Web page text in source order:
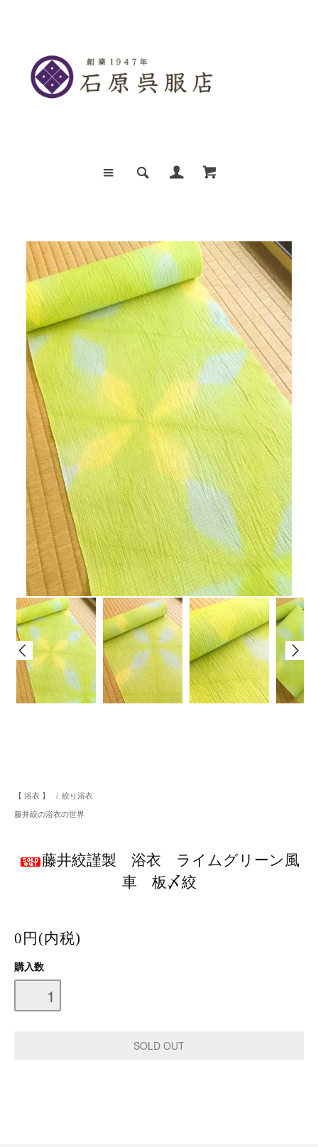
【 浴衣 】 / 絞り浴衣
藤井絞の浴衣の世界
藤井絞謹製 浴衣 ライムグリーン風
車 板〆絞
0円(内税)
購入数